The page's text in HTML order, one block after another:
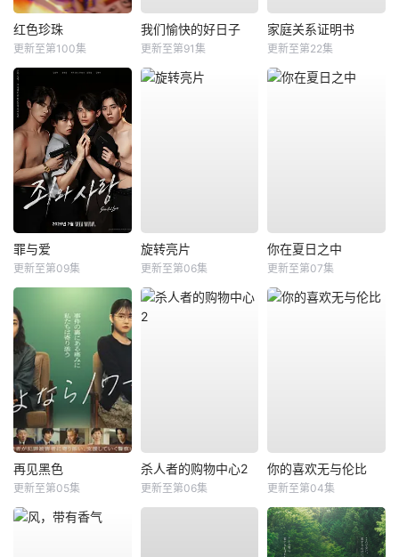
红色珍珠
更新至第100集
我们愉快的好日子
更新至第91集
家庭关系证明书
更新至第22集
罪与爱
更新至第09集
旋转亮片
更新至第06集
你在夏日之中
更新至第07集
再见黑色
更新至第05集
杀人者的购物中心2
更新至第06集
你的喜欢无与伦比
更新至第04集